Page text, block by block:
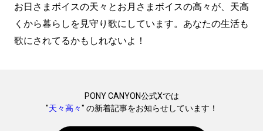
お日さまボイスの天々とお月さまボイスの高々が、天高
くから暮らしを見守り歌にしています。あなたの生活も
歌にされてるかもしれないよ！
PONY CANYON公式Xでは
"天々高々" の新着記事をお知らせしています！